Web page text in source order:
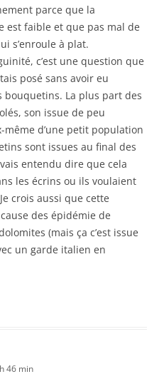
parce que la
est faible et que pas mal de
s’enroule à plat.
c’est une question que
posé sans avoir eu
bouquetins. La plus part des
son issue de peu
même d’une petit population
sont issues au final des
entendu dire que cela
les écrins ou ils voulaient
crois aussi que cette
des épidémie de
(mais ça c’est issue
un garde italien en
46 min